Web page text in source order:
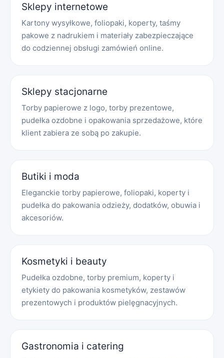
Sklepy internetowe
Kartony wysyłkowe, foliopaki, koperty, taśmy
pakowe z nadrukiem i materiały zabezpieczające
do codziennej obsługi zamówień online.
Sklepy stacjonarne
Torby papierowe z logo, torby prezentowe,
pudełka ozdobne i opakowania sprzedażowe, które
klient zabiera ze sobą po zakupie.
Butiki i moda
Eleganckie torby papierowe, foliopaki, koperty i
pudełka do pakowania odzieży, dodatków, obuwia i
akcesoriów.
Kosmetyki i beauty
Pudełka ozdobne, torby premium, koperty i
etykiety do pakowania kosmetyków, zestawów
prezentowych i produktów pielęgnacyjnych.
Gastronomia i catering